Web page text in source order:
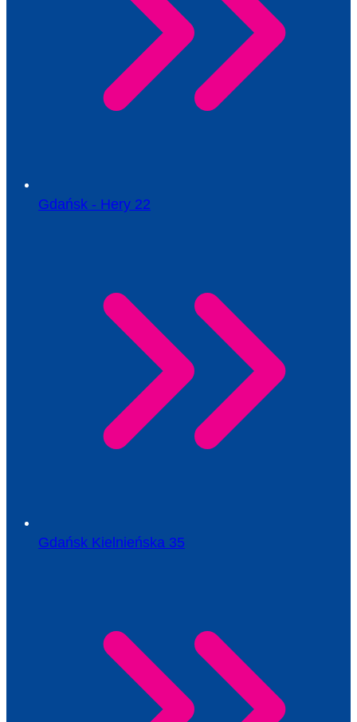
Gdańsk - Hery 22
Gdańsk Kielnieńska 35